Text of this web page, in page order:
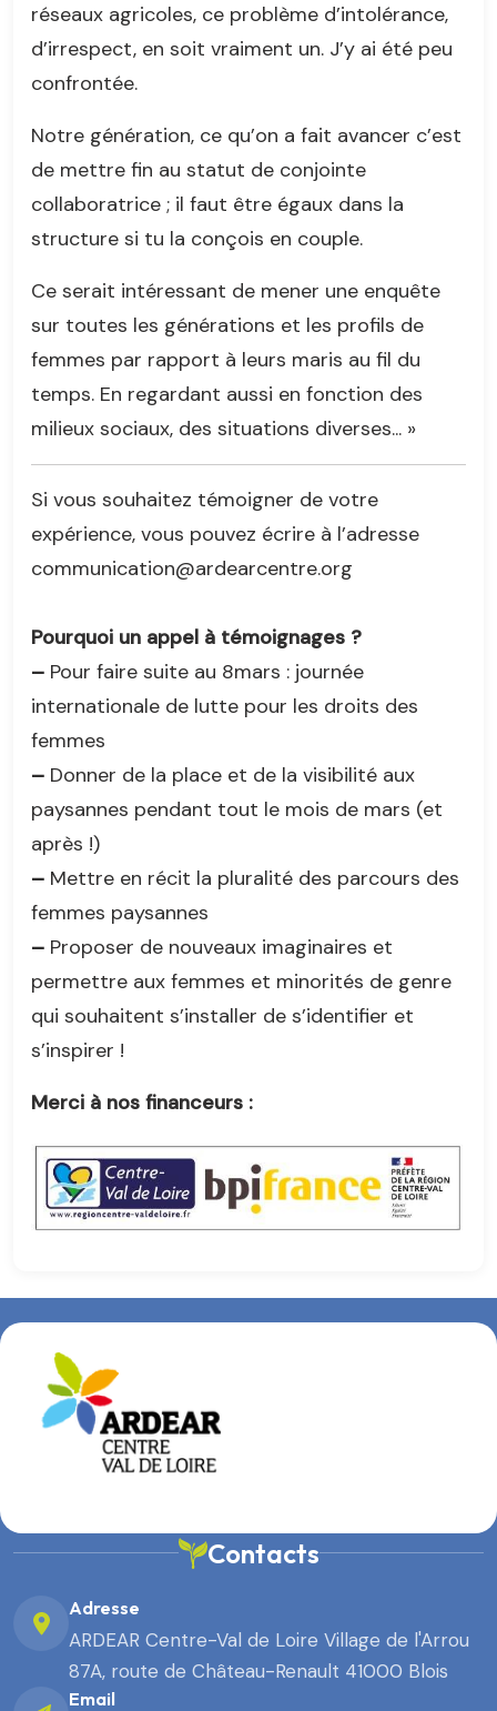
réseaux agricoles, ce problème d’intolérance,
d’irrespect, en soit vraiment un. J’y ai été peu
confrontée.
Notre génération, ce qu’on a fait avancer c’est
de mettre fin au statut de conjointe
collaboratrice ; il faut être égaux dans la
structure si tu la conçois en couple.
Ce serait intéressant de mener une enquête
sur toutes les générations et les profils de
femmes par rapport à leurs maris au fil du
temps. En regardant aussi en fonction des
milieux sociaux, des situations diverses... »
Si vous souhaitez témoigner de votre
expérience, vous pouvez écrire à l’adresse
communication@ardearcentre.org
Pourquoi un appel à témoignages ?
– Pour faire suite au 8mars : journée
internationale de lutte pour les droits des
femmes
– Donner de la place et de la visibilité aux
paysannes pendant tout le mois de mars (et
après !)
– Mettre en récit la pluralité des parcours des
femmes paysannes
– Proposer de nouveaux imaginaires et
permettre aux femmes et minorités de genre
qui souhaitent s’installer de s’identifier et
s’inspirer !
Merci à nos financeurs :
Contacts
Adresse
ARDEAR Centre-Val de Loire Village de l'Arrou
87A, route de Château-Renault 41000 Blois
Email